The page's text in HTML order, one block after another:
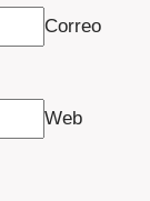
Correo
Web